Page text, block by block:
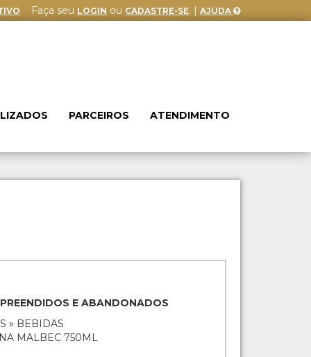
Faça seu LOGIN ou CADASTRE-SE. | AJUDA
PARCEIROS ATENDIMENTO
E ABANDONADOS
» BEBIDAS
MALBEC 750ML